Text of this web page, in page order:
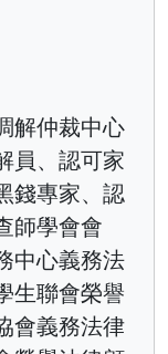
解仲裁中心
員、認可家
錢專家、認
師學會會
中心義務法
生聯會榮譽
會義務法律